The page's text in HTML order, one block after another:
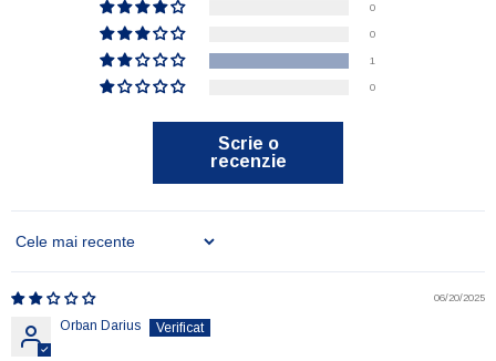
0
0
1
0
Scrie o
recenzie
Sort By
06/20/2025
Orban Darius